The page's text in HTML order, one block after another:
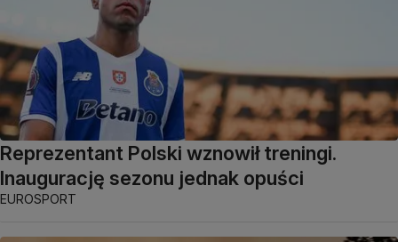
Reprezentant Polski wznowił treningi.
Inaugurację sezonu jednak opuści
EUROSPORT